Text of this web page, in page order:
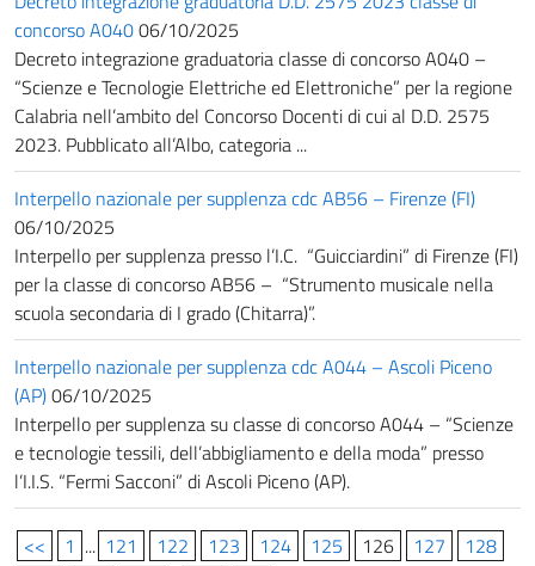
concorso A04006/10/2025
Decreto integrazione graduatoria classe di concorso A040 –
“Scienze e Tecnologie Elettriche ed Elettroniche” per la regione
Calabria nell’ambito del Concorso Docenti di cui al D.D. 2575
2023. Pubblicato all’Albo, categoria ...
Interpello nazionale per supplenza cdc AB56 – Firenze (FI)
06/10/2025
Interpello per supplenza presso l’I.C. “Guicciardini” di Firenze (FI)
per la classe di concorso AB56 – “Strumento musicale nella
scuola secondaria di I grado (Chitarra)”.
Interpello nazionale per supplenza cdc A044 – Ascoli Piceno
(AP)06/10/2025
Interpello per supplenza su classe di concorso A044 – “Scienze
e tecnologie tessili, dell’abbigliamento e della moda” presso
l’I.I.S. “Fermi Sacconi” di Ascoli Piceno (AP).
<< 1 ... 121 122 123 124 125 126 127
128